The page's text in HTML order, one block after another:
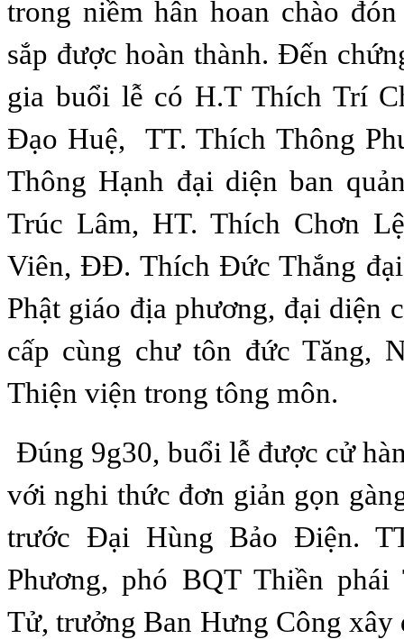
trong niềm hân hoan chào
sắp được hoàn thành. Đến
gia buổi lễ có H.T Thích Trí
Đạo Huệ, TT. Thích Thông
Thông Hạnh đại diện ban
Trúc Lâm, HT. Thích Chơn
Viên, ĐĐ. Thích Đức Thắng
Phật giáo địa phương, đại diện
cấp cùng chư tôn đức Tăng,
Thiện viện trong tông môn.
Đúng 9g30, buổi lễ được cử
với nghi thức đơn giản gọn
trước Đại Hùng Bảo Điện.
Phương, phó BQT Thiền
Tử, trưởng Ban Hưng Công xây